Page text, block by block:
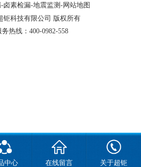
-卤素检漏-地震监测 - 网站地图
钜科技有限公司 版权所有
务热线： 400-0982-558
中心 在线留言 关于超钜